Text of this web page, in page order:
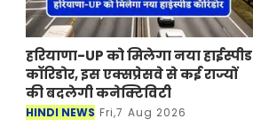
हरियाणा-UP को मिलेगा नया हाईस्पीड
कॉरिडोर, इस एक्सप्रेसवे से कई राज्यों
की बदलेगी कनेक्टिविटी
HINDI NEWS Fri,7 Aug 2026